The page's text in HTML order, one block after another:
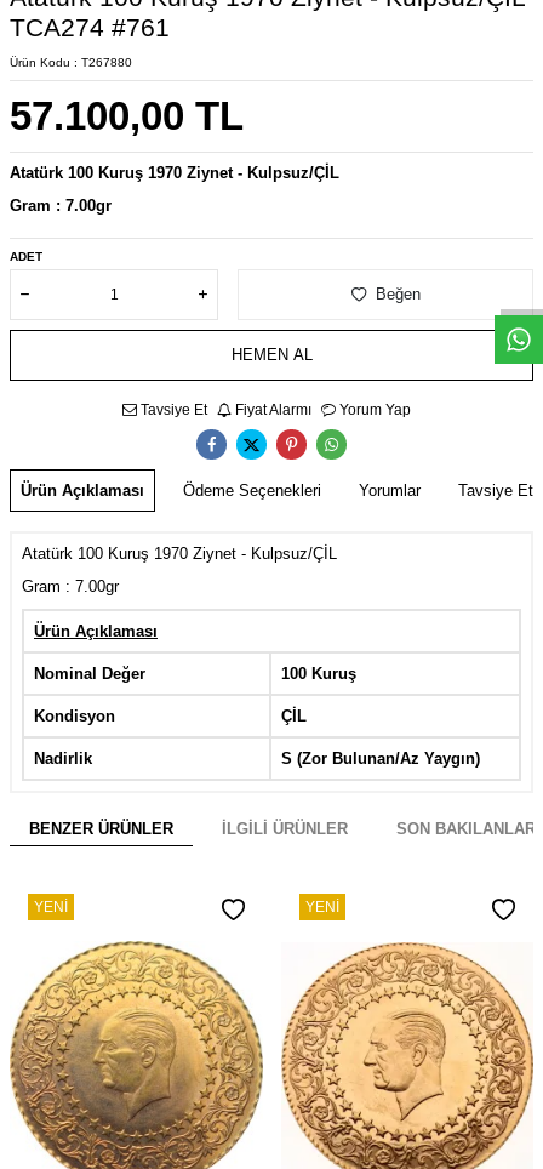
TCA274 #761
Ürün Kodu : T267880
57.100,00 TL
Atatürk 100 Kuruş 1970 Ziynet - Kulpsuz/ÇİL
Gram : 7.00gr
ADET
Beğen
HEMEN AL
Tavsiye Et Fiyat Alarmı Yorum Yap
Ürün Açıklaması Ödeme Seçenekleri Yorumlar Tavsiye Et
Atatürk 100 Kuruş 1970 Ziynet - Kulpsuz/ÇİL
Gram : 7.00gr
Ürün Açıklaması
Nominal Değer 100 Kuruş
Kondisyon ÇİL
Nadirlik S (Zor Bulunan/Az Yaygın)
BENZER ÜRÜNLER İLGILI ÜRÜNLER SON BAKILANLAR
YENI YENI